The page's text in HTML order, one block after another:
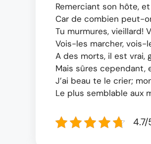
Remerciant son hôte,
Car de combien peut-
Tu murmures, vieillard!
Vois-les marcher, vois-
A des morts, il est vrai,
Mais sûres cependant,
J’ai beau te le crier;
Le plus semblable aux